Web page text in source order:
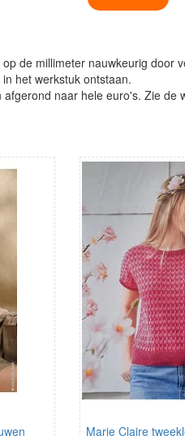
de millimeter nauwkeurig
het werkstuk ontstaan.
naar hele euro's. Zie de
Marie Claire